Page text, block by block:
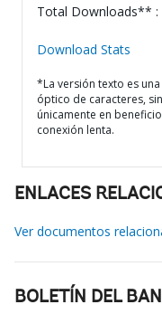
Total Downloads** :
Download Stats
*La versión texto es
óptico de caracteres,
únicamente en
conexión lenta.
ENLACES
Ver documentos
BOLETÍN DEL